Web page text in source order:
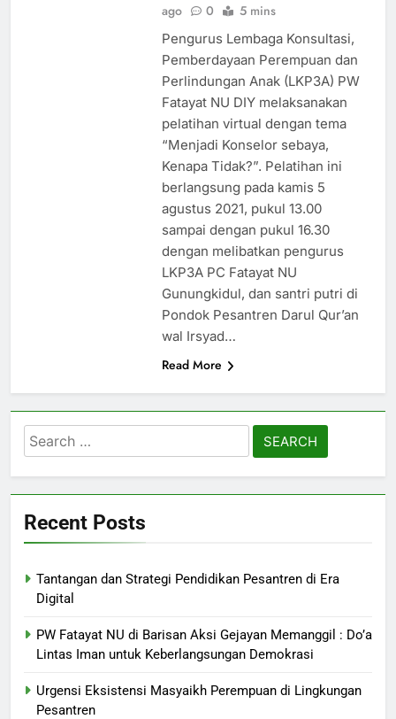
ago
0 5 mins
Pengurus Lembaga Konsultasi,
Pemberdayaan Perempuan dan
Perlindungan Anak (LKP3A) PW
Fatayat NU DIY melaksanakan
pelatihan virtual dengan tema
“Menjadi Konselor sebaya,
Kenapa Tidak?”. Pelatihan ini
berlangsung pada kamis 5
agustus 2021, pukul 13.00
sampai dengan pukul 16.30
dengan melibatkan pengurus
LKP3A PC Fatayat NU
Gunungkidul, dan santri putri di
Pondok Pesantren Darul Qur’an
wal Irsyad…
Read More
Search
for:
Recent Posts
Tantangan dan Strategi Pendidikan Pesantren di Era
Digital
PW Fatayat NU di Barisan Aksi Gejayan Memanggil : Do’a
Lintas Iman untuk Keberlangsungan Demokrasi
Urgensi Eksistensi Masyaikh Perempuan di Lingkungan
Pesantren